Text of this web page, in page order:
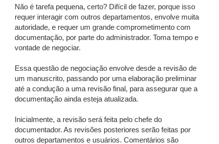
Não é tarefa pequena, certo? Difícil de fazer, porque isso
requer interagir com outros departamentos, envolve muita
autoridade, e requer um grande comprometimento com
documentação, por parte do administrador. Toma tempo e
vontade de negociar.
Essa questão de negociação envolve desde a revisão de
um manuscrito, passando por uma elaboração preliminar
até a condução a uma revisão final, para assegurar que a
documentação ainda esteja atualizada.
Inicialmente, a revisão será feita pelo chefe do
documentador. As revisões posteriores serão feitas por
outros departamentos e usuários. Comentários são